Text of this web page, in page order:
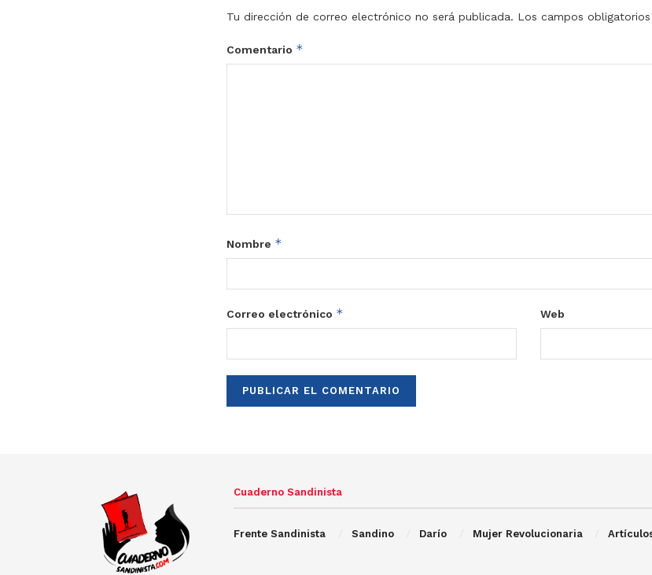
Tu dirección de correo electrónico no será publicada. Los campos
Comentario *
Nombre *
Correo electrónico * Web
Cuaderno Sandinista
Frente Sandinista Sandino Darío Mujer Revolucionaria